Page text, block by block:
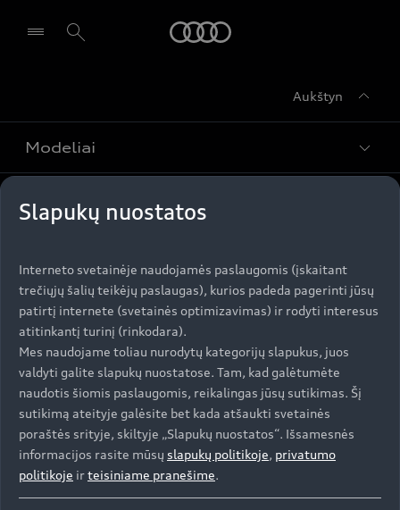
Aukštyn
Modeliai
Visi modeliai
e-tron GT
Specialūs pasiūlymai
Automobiliai sandėlyje
Naudoti Audi
Audi Lizingas
Servisas ir aptarnavimas
Serviso akcijos
Originalias atsargines dalis
Originalūs aksesuarai
Garantijos
Aktualumas
Naujienos
Svarbi informacija mūsų klientams
Atšaukimas dėl oro pagalvių saugumo
Perdirbimas
AUDI AG
Apie kompaniją (ENG)
Apie kompaniją (ENG)
Istorija (ENG)
Kontaktai
Prekybos atstovai ir serviso partneriai
Informacija apie importuotoją
Slapukų nuostatos
Interneto svetainėje naudojamės paslaugomis (įskaitant
trečiųjų šalių teikėjų paslaugas), kurios padeda pagerinti jūsų
patirtį internete (svetainės optimizavimas) ir rodyti interesus
atitinkantį turinį (rinkodara).
Mes naudojame toliau nurodytų kategorijų slapukus, juos
valdyti galite slapukų nuostatose. Tam, kad galėtumėte
naudotis šiomis paslaugomis, reikalingas jūsų sutikimas. Šį
sutikimą ateityje galėsite bet kada atšaukti svetainės
poraštės srityje, skiltyje „Slapukų nuostatos“. Išsamesnės
informacijos rasite mūsų slapukų politikoje, privatumo
politikoje irteisiniame pranešime.